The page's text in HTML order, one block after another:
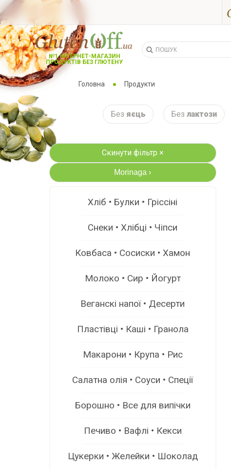
№1 ІНТЕРНЕТ-МАГАЗИН
ПРОДУКТІВ БЕЗ ГЛЮТЕНУ
Головна Продукти
Без яєць Безлактози
Скинути фільтр ×
Morinaga ›
Хліб • Булки • Гріссіні
Снеки • Хлібці • Чіпси
Ковбаса • Сосиски • Хамон
Молоко • Сир • Йогурт
Веганскі напої • Десерти
Пластівці • Каші • Гранола
Макарони • Крупа • Рис
Салатна олія • Соуси • Спеції
Борошно • Все для випічки
Печиво • Вафлі • Кекси
Цукерки • Желейки • Шоколад